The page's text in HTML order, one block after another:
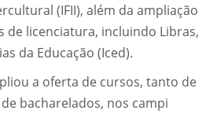
(IFII), além da ampliação
de licenciatura, incluindo Libras,
da Educação (Iced).
a oferta de cursos, tanto de
bacharelados, nos campi